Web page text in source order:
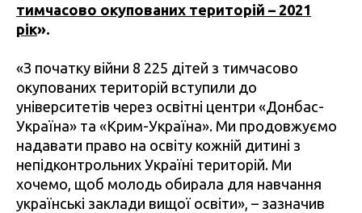
тимчасово окупованих територій – 2021
рік».
«З початку війни 8 225 дітей з тимчасово
окупованих територій вступили до
університетів через освітні центри «Донбас-
Україна» та «Крим-Україна». Ми продовжуємо
надавати право на освіту кожній дитині з
непідконтрольних Україні територій. Ми
хочемо, щоб молодь обирала для навчання
українські заклади вищої освіти», – зазначив